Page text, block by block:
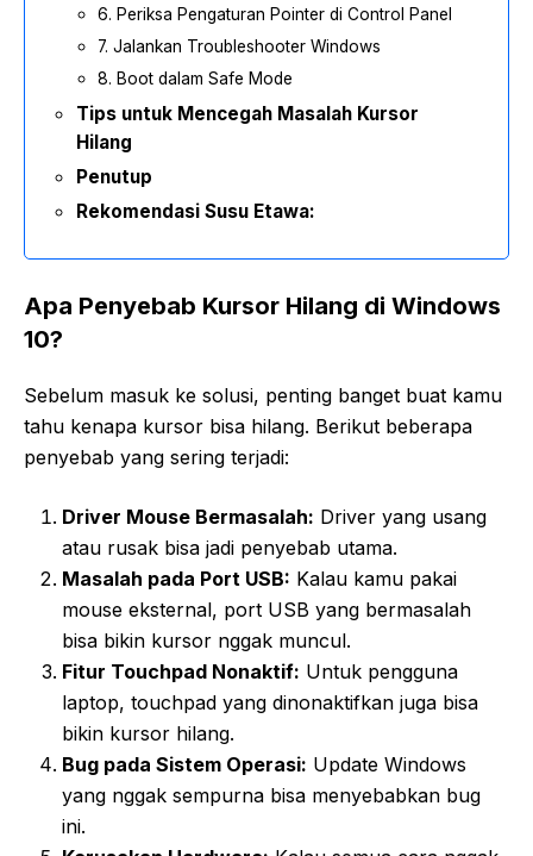
6. Periksa Pengaturan Pointer di Control Panel
7. Jalankan Troubleshooter Windows
8. Boot dalam Safe Mode
Tips untuk Mencegah Masalah Kursor
Hilang
Penutup
Rekomendasi Susu Etawa:
Apa Penyebab Kursor Hilang di Windows
10?
Sebelum masuk ke solusi, penting banget buat kamu
tahu kenapa kursor bisa hilang. Berikut beberapa
penyebab yang sering terjadi:
Driver Mouse Bermasalah: Driver yang usang
atau rusak bisa jadi penyebab utama.
Masalah pada Port USB: Kalau kamu pakai
mouse eksternal, port USB yang bermasalah
bisa bikin kursor nggak muncul.
Fitur Touchpad Nonaktif: Untuk pengguna
laptop, touchpad yang dinonaktifkan juga bisa
bikin kursor hilang.
Bug pada Sistem Operasi: Update Windows
yang nggak sempurna bisa menyebabkan bug
ini.